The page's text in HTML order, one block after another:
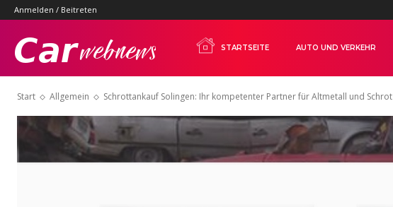
Anmelden / Beitreten
Carwebnews.comSTARTSEITE AUTO UND VERKEHR
Start Allgemein Schrottankauf Solingen: Ihr kompetenter Partner für Altmetall und Schrot